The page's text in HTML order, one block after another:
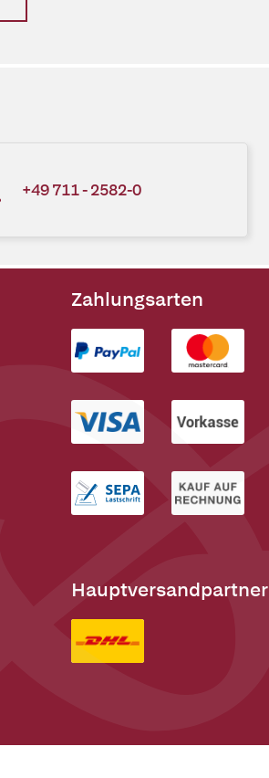
+49 711 - 2582-0
Zahlungsarten
Hauptversandpartner